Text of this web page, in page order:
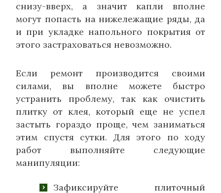
снизу-вверх, а значит капли вполне
могут попасть на нижележащие ряды, да
и при укладке напольного покрытия от
этого застраховаться невозможно.
Если ремонт производится своими
силами, вы вполне можете быстро
устранить проблему, так как очистить
плитку от клея, который еще не успел
застыть гораздо проще, чем заниматься
этим спустя сутки. Для этого по ходу
работ выполняйте следующие
манипуляции:
Зафиксируйте плиточный